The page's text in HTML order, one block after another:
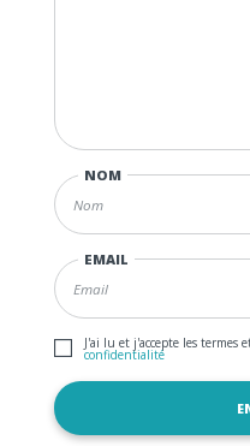
NOM
EMAIL
J'ai lu et j'accepte les termes
confidentialité